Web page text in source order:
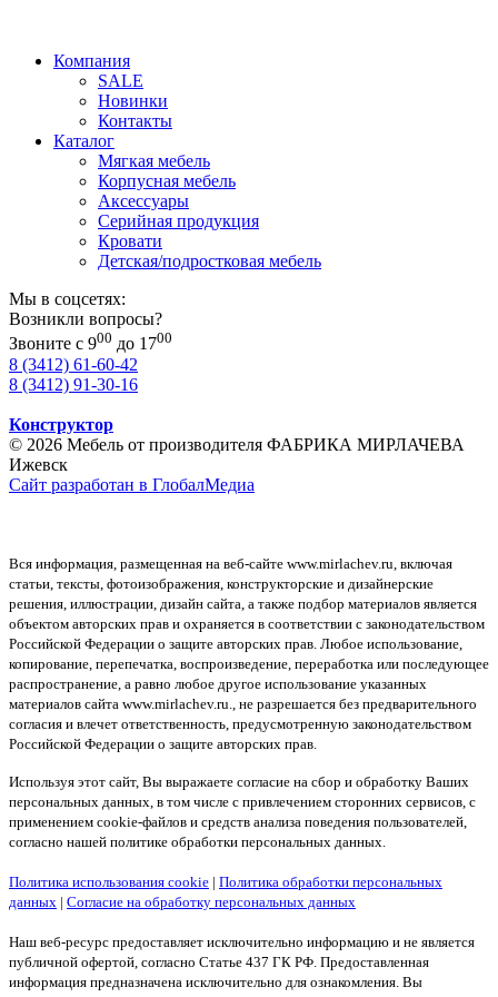
Компания
SALE
Новинки
Контакты
Каталог
Мягкая мебель
Корпусная мебель
Аксессуары
Серийная продукция
Кровати
Детская/подростковая мебель
Мы в соцсетях:
Возникли вопросы?
Звоните с 900 до 1700
8 (3412) 61-60-42
8 (3412) 91-30-16
Конструктор
© 2026 Мебель от производителя ФАБРИКА МИРЛАЧЕВА
Ижевск
Сайт разработан в ГлобалМедиа
Вся информация, размещенная на веб-сайте www.mirlachev.ru, включая
статьи, тексты, фотоизображения, конструкторские и дизайнерские
решения, иллюстрации, дизайн сайта, а также подбор материалов является
объектом авторских прав и охраняется в соответствии с законодательством
Российской Федерации о защите авторских прав. Любое использование,
копирование, перепечатка, воспроизведение, переработка или последующее
распространение, а равно любое другое использование указанных
материалов сайта www.mirlachev.ru., не разрешается без предварительного
согласия и влечет ответственность, предусмотренную законодательством
Российской Федерации о защите авторских прав.
Используя этот сайт, Вы выражаете согласие на сбор и обработку Ваших
персональных данных, в том числе с привлечением сторонних сервисов, с
применением cookie-файлов и средств анализа поведения пользователей,
согласно нашей политике обработки персональных данных.
Политика использования cookie | Политика обработки персональных
данных | Согласие на обработку персональных данных
Наш веб-ресурс предоставляет исключительно информацию и не является
публичной офертой, согласно Статье 437 ГК РФ. Предоставленная
информация предназначена исключительно для ознакомления. Вы